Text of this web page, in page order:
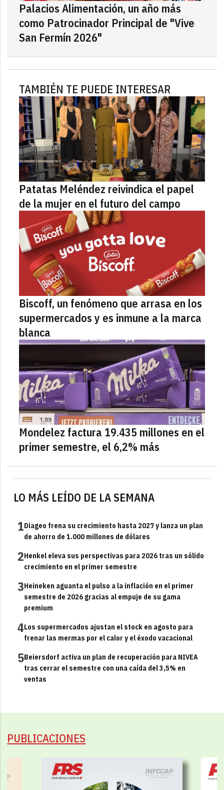
LO MÁS LEÍDO DE LA SEMANA
1Diageo frena su crecimiento hasta 2027 y lanza un plan
de ahorro de 1.000 millones de dólares
2Henkel eleva sus perspectivas para 2026 tras un sólido
crecimiento en el primer semestre
3Heineken aguanta el pulso a la inflación en el primer
semestre de 2026 gracias al empuje de su gama
premium
4Los supermercados ajustan el stock en agosto para
frenar las mermas por el calor y el éxodo vacacional
5Beiersdorf activa un plan de recuperación para NIVEA
tras cerrar el semestre con una caída del 3,5% en
ventas
Palacios Alimentación, un año más
como Patrocinador Principal de "Vive
San Fermín 2026"
TAMBIÉN TE PUEDE INTERESAR
Patatas Meléndez reivindica el papel
de la mujer en el futuro del campo
Biscoff, un fenómeno que arrasa en los
supermercados y es inmune a la marca
blanca
Mondelez factura 19.435 millones en el
primer semestre, el 6,2% más
PUBLICACIONES